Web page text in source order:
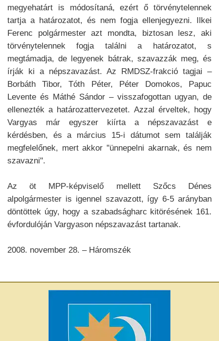
megyehatárt is módosítaná, ezért ő törvénytelennek
tartja a határozatot, és nem fogja ellenjegyezni. Ilkei
Ferenc polgármester azt mondta, biztosan lesz, aki
törvénytelennek fogja találni a határozatot, s
megtámadja, de legyenek bátrak, szavazzák meg, és
írják ki a népszavazást. Az RMDSZ-frakció tagjai –
Borbáth Tibor, Tóth Péter, Péter Domokos, Papuc
Levente és Máthé Sándor – visszafogottan ugyan, de
ellenezték a határozattervezetet. Azzal érveltek, hogy
Vargyas már egyszer kiírta a népszavazást e
kérdésben, és a március 15-i dátumot sem találják
megfelelőnek, mert akkor "ünnepelni akarnak, és nem
szavazni".
Az öt MPP-képviselő mellett Szőcs Dénes
alpolgármester is igennel szavazott, így 6-5 arányban
döntöttek úgy, hogy a szabadságharc kitörésének 161.
évfordulóján Vargyason népszavazást tartanak.
2008. november 28. – Háromszék